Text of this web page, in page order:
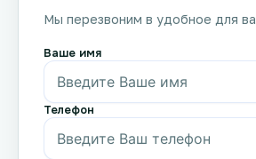
Мы перезвоним в удобное для
Ваше имя
Телефон